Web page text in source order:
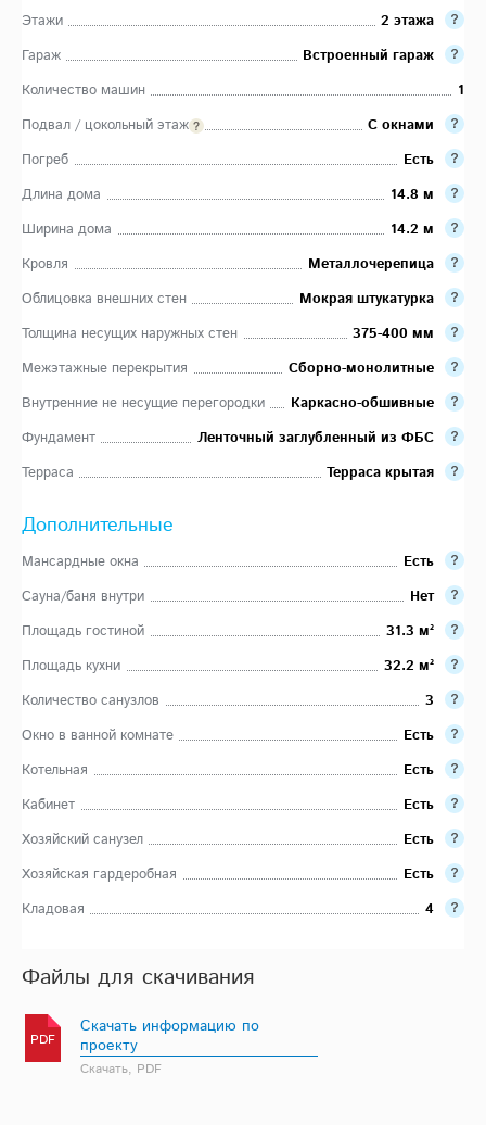
Этажи
2 этажа
Гараж
Встроенный гараж
Количество машин
1
Подвал / цокольный этаж
С окнами
Погреб
Есть
Длина дома
14.8 м
Ширина дома
14.2 м
Кровля
Металлочерепица
Облицовка внешних стен
Мокрая штукатурка
Толщина несущих наружных стен
375-400 мм
Межэтажные перекрытия
Сборно-монолитные
Внутренние не несущие перегородки
Каркасно-обшивные
Фундамент
Ленточный заглубленный из ФБС
Терраса
Терраса крытая
Дополнительные
Мансардные окна
Есть
Сауна/баня внутри
Нет
Площадь гостиной
31.3 м²
Площадь кухни
32.2 м²
Количество санузлов
3
Окно в ванной комнате
Есть
Котельная
Есть
Кабинет
Есть
Хозяйский санузел
Есть
Хозяйская гардеробная
Есть
Кладовая
4
Файлы для скачивания
PDF
Скачать информацию по
проекту
Скачать, PDF